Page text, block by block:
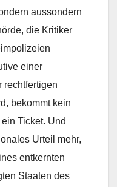
aussondern
die Kritiker
einer
rechtfertigen
bekommt kein
Ticket. Und
Urteil mehr,
entkernten
Staaten des